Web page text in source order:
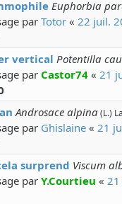
Euphorbia
par Totor « 22 juil.
vertical Potentilla
par Castor74 « 21
Androsace alpina(L.)
par Ghislaine « 21
surprend Viscum
par Y.Courtieu «